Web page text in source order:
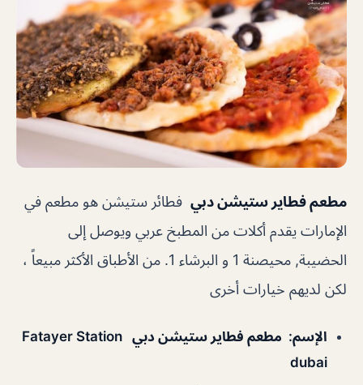
مطعم فطاير ستيشن دبي فطائر ستيشن هو مطعم في
الإمارات يقدم أكلات من المطبخ عربي ويوصل إلى
الحضيبة, محيصنة 1 و البرشاء 1. من الأطباق الأكثر مبيعاً ،
لكن لديهم خيارات أخرى
الإسم
: مطعم فطاير ستيشن دبي Fatayer Station
dubai